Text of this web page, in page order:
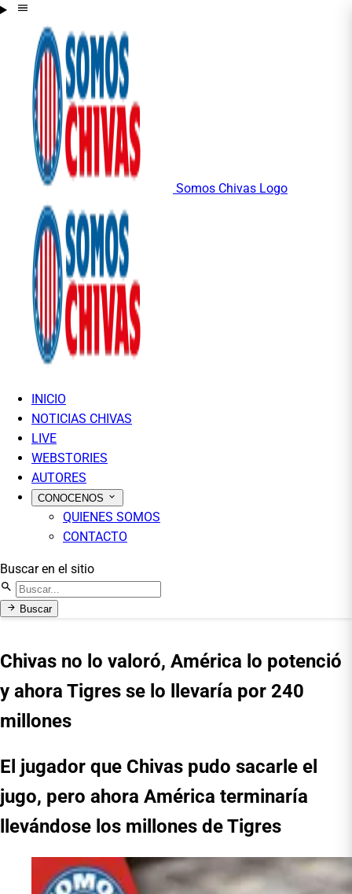
Somos Chivas Logo
INICIO
NOTICIAS CHIVAS
LIVE
WEBSTORIES
AUTORES
CONOCENOS
QUIENES SOMOS
CONTACTO
Buscar en el sitio
Buscar
Chivas no lo valoró, América lo potenció
y ahora Tigres se lo llevaría por 240
millones
El jugador que Chivas pudo sacarle el
jugo, pero ahora América terminaría
llevándose los millones de Tigres